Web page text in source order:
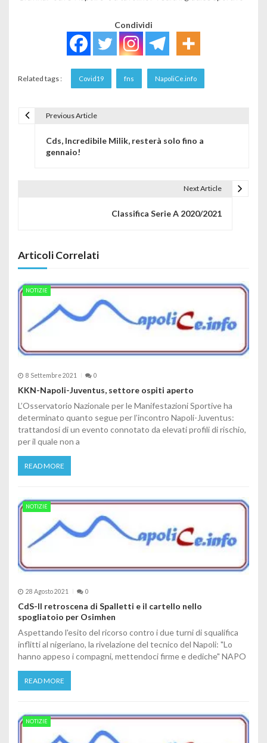
Condividi
Related tags : Covid19 fns NapoliCe.info
Previous Article
Cds, Incredibile Milik, resterà solo fino a
gennaio!
Next Article
Classifica Serie A 2020/2021
Articoli Correlati
NOTIZIE
8 Settembre 2021 0
KKN-Napoli-Juventus, settore ospiti aperto
L’Osservatorio Nazionale per le Manifestazioni Sportive ha
determinato quanto segue per l’incontro Napoli-Juventus:
trattandosi di un evento connotato da elevati profili di rischio,
per il quale non a
READ MORE
NOTIZIE
28 Agosto 2021 0
CdS-Il retroscena di Spalletti e il cartello nello
spogliatoio per Osimhen
Aspettando l'esito del ricorso contro i due turni di squalifica
inflitti al nigeriano, la rivelazione del tecnico del Napoli: "Lo
hanno appeso i compagni, mettendoci firme e dediche" NAPO
READ MORE
NOTIZIE